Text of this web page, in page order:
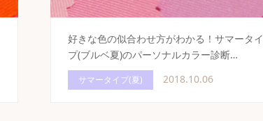
好きな色の似合わせ方がわかる！サマータイ
プ(ブルベ夏)のパーソナルカラー診断…
サマータイプ(夏) 2018.10.06